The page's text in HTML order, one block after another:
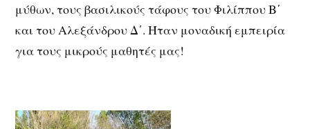
μύθων, τους βασιλικούς τάφους του Φιλίππου Β΄
και του Αλεξάνδρου Δ΄. Ήταν μοναδική εμπειρία
για τους μικρούς μαθητές μας!